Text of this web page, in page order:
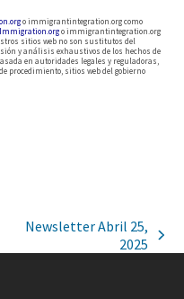
o immigrantintegration.org como
o immigrantintegration.org
sitios web no son sustitutos del
y análisis exhaustivos de los hechos de
en autoridades legales y reguladoras,
procedimiento, sitios web del gobierno
Newsletter Abril 25,
2025